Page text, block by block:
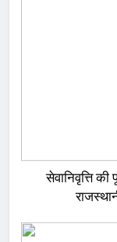
सेवानिवृत्ति की